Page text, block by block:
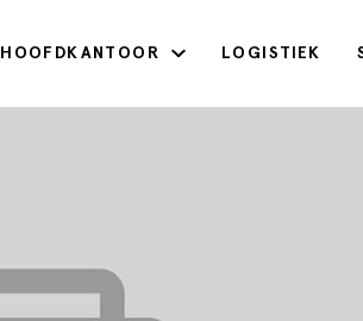
HOOFDKANTOOR LOGISTIEK